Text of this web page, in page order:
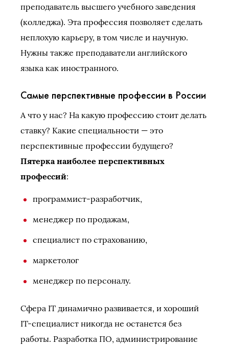
преподаватель высшего учебного заведения
(колледжа). Эта профессия позволяет сделать
неплохую карьеру, в том числе и научную.
Нужны также преподаватели английского
языка как иностранного.
Самые перспективные профессии в России
А что у нас? На какую профессию стоит делать
ставку? Какие специальности — это
перспективные профессии будущего?
Пятерка наиболее перспективных
профессий:
программист-разработчик,
менеджер по продажам,
специалист по страхованию,
маркетолог
менеджер по персоналу.
Сфера IT динамично развивается, и хороший
IT-специалист никогда не останется без
работы. Разработка ПО, администрирование